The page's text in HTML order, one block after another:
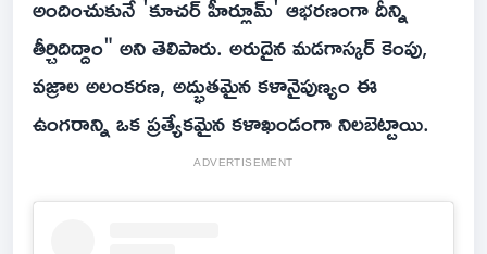
అందించుకునే 'కూచర్ హీర్లూమ్' ఆభరణంగా దీన్ని
తీర్చిదిద్దాం" అని తెలిపారు. అరుదైన మడగాస్కర్ కెంపు,
వజ్రాల అలంకరణ, అద్భుతమైన కళానైపుణ్యం ఈ
ఉంగరాన్ని ఒక ప్రత్యేకమైన కళాఖండంగా నిలబెట్టాయి.
ADVERTISEMENT